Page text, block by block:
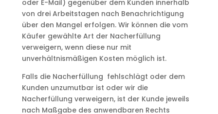
oder E-Mail) gegenüber dem Kunden innerhalb
von drei Arbeitstagen nach Benachrichtigung
über den Mangel erfolgen. Wir können die vom
Käufer gewählte Art der Nacherfüllung
verweigern, wenn diese nur mit
unverhältnismäßigen Kosten möglich ist.
Falls die Nacherfüllung fehlschlägt oder dem
Kunden unzumutbar ist oder wir die
Nacherfüllung verweigern, ist der Kunde jeweils
nach Maßgabe des anwendbaren Rechts